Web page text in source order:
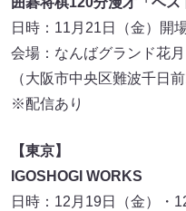
日時：11月21日（金）開
会場：なんばグランド花月
（大阪市中央区難波千日前
※配信あり
【東京】
IGOSHOGI WORKS
日時：12月19日（金）・